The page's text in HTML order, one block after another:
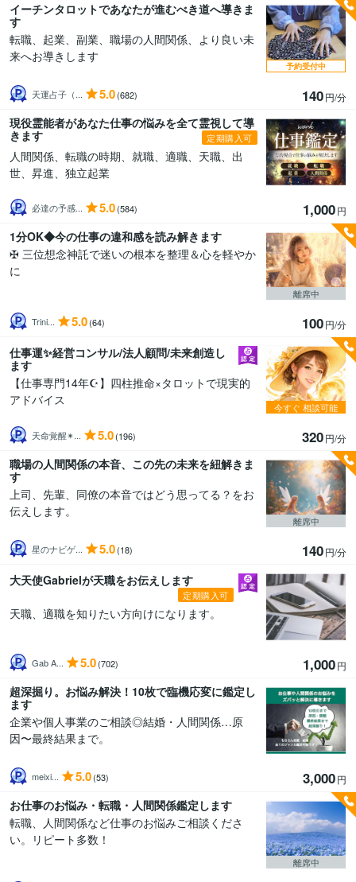
イーチンタロットであなたが進むべき道へ導きま
す
転職、起業、副業、職場の人間関係、より良い未
来へお導きします
天運占子（... 5.0(682) 140円/分
予約受付中
現役霊能者があなた仕事の悩みを全て霊視して導
きます
定期購入可
人間関係、転職の時期、就職、適職、天職、出
世、昇進、独立起業
必達の予感... 5.0(584) 1,000円
1分OK◆今の仕事の違和感を読み解きます
✠ 三位想念神託で迷いの根本を整理＆心を軽やか
に
Trini... 5.0(64) 100円/分
離席中
仕事運✨経営コンサル/法人顧問/未来創造し
ます
【仕事専門14年☪️】四柱推命×タロットで現実的
アドバイス
天命覚醒✴... 5.0(196) 320円/分
今すぐ 相談可能
職場の人間関係の本音、この先の未来を紐解きま
す
上司、先輩、同僚の本音ではどう思ってる？をお
伝えします。
星のナビゲ... 5.0(18) 140円/分
離席中
大天使Gabrielが天職をお伝えします
定期購入可
天職、適職を知りたい方向けになります。
Gab A... 5.0(702) 1,000円
超深掘り。お悩み解決！10枚で臨機応変に鑑定し
ます
企業や個人事業のご相談◎結婚・人間関係…原
因〜最終結果まで。
meixi... 5.0(53) 3,000円
お仕事のお悩み・転職・人間関係鑑定します
転職、人間関係など仕事のお悩みご相談くださ
い。リピート多数！
離席中